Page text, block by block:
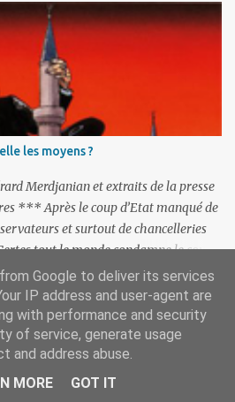
les moyens ?
Merdjanian et extraits de la presse
*** Après le coup d’Etat manqué de
et surtout de chancelleries
tout le monde condamne le coup
de l’armée et trouve normal que les
là où le bât blesse, c’est sur les
Erdoğan, et pour certains sur la
Google to deliver its services
IP address and user-agent are
with performance and security
of service, generate usage
and address abuse.
MORE
GOT IT